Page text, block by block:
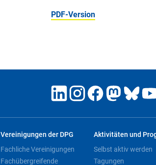
PDF-Version
Vereinigungen der DPG
Fachliche Vereinigungen
Fachübergreifende
Aktivitäten und
Selbst aktiv werden
Tagungen